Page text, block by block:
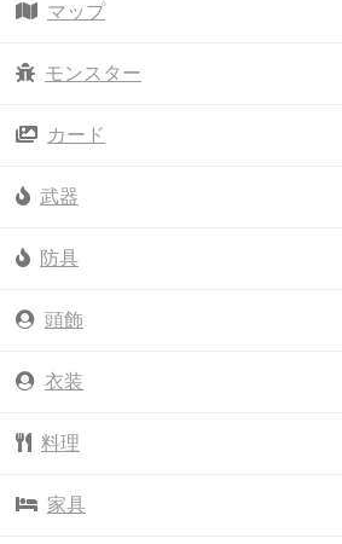
マップ
モンスター
カード
武器
防具
頭飾
衣装
料理
家具